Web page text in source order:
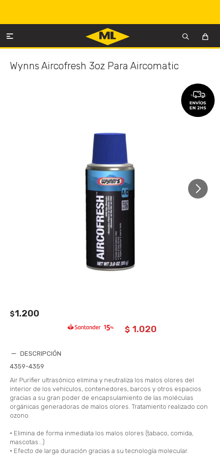

Wynns Aircofresh 3oz Para Aircomatic
$1.200
$ 1.020
DESCRIPCIÓN
4359-4359
Air Purifier ultrasónico elimina y neutraliza los malos olores del
interior de los vehículos, contenedores, barcos y otros espacios
gracias a su gran poder de encapsulamiento de las moléculas
orgánicas generadoras de malos olores. Tratamiento realizado con
ozono.
• Elimina de forma inmediata los malos olores (tabaco, comida,
mascotas...)
• Efecto de larga duración gracias a su tecnología molecular.